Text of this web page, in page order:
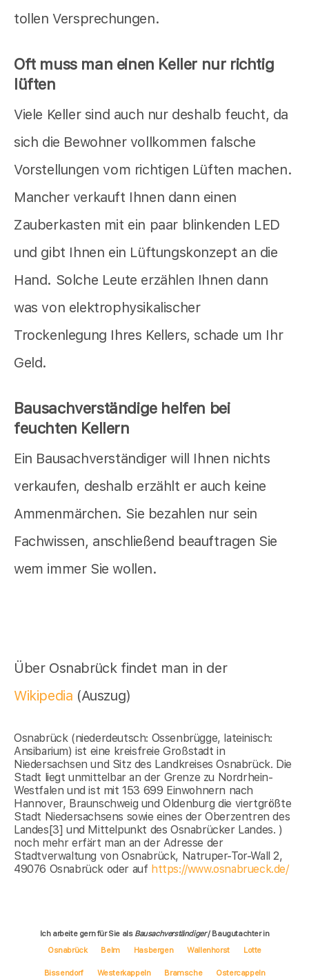
tollen Versprechungen.
Oft muss man einen Keller nur richtig
lüften
Viele Keller sind auch nur deshalb feucht, da
sich die Bewohner vollkommen falsche
Vorstellungen vom richtigen Lüften machen.
Mancher verkauft Ihnen dann einen
Zauberkasten mit ein paar blinkenden LED
und gibt Ihnen ein Lüftungskonzept an die
Hand. Solche Leute erzählen Ihnen dann
was von elektrophysikalischer
Trockenlegung Ihres Kellers, schade um Ihr
Geld.
Bausachverständige helfen bei
feuchten Kellern
Ein Bausachverständiger will Ihnen nichts
verkaufen, deshalb erzählt er auch keine
Ammenmärchen. Sie bezahlen nur sein
Fachwissen, anschließend beauftragen Sie
wem immer Sie wollen.
Über Osnabrück findet man in der
Wikipedia (Auszug)
Osnabrück (niederdeutsch: Ossenbrügge, lateinisch:
Ansibarium) ist eine kreisfreie Großstadt in
Niedersachsen und Sitz des Landkreises Osnabrück. Die
Stadt liegt unmittelbar an der Grenze zu Nordrhein-
Westfalen und ist mit 153 699 Einwohnern nach
Hannover, Braunschweig und Oldenburg die viertgrößte
Stadt Niedersachsens sowie eines der Oberzentren des
Landes[3] und Mittelpunkt des Osnabrücker Landes. )
noch mehr erfärt man an der Adresse der
Stadtverwaltung von Osnabrück, Natruper-Tor-Wall 2,
49076 Osnabrück oder auf https://www.osnabrueck.de/
Ich arbeite gern für Sie als Bausachverständiger/ Baugutachter in
Osnabrück
Belm Hasbergen Wallenhorst Lotte
Bissendorf Westerkappeln Bramsche Ostercappeln